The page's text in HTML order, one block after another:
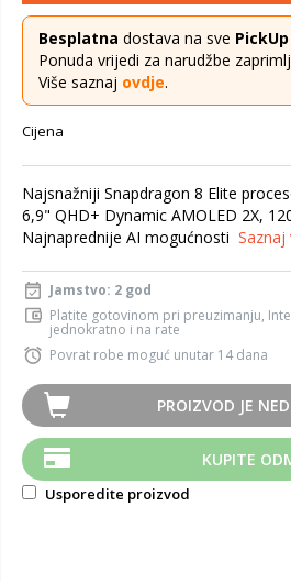
Besplatna dostava na sve PickUp
Ponuda vrijedi za narudžbe
Više saznaj ovdje.
Cijena
Najsnažniji Snapdragon 8 Elite
6,9" QHD+ Dynamic AMOLED 2X,
Najnaprednije AI mogućnosti Saznaj
Jamstvo: 2 god
Platite gotovinom pri preuzimanju,
jednokratno i na rate
Povrat robe moguć unutar 14 dana
PROIZVOD JE
KUPITE
Usporedite proizvod